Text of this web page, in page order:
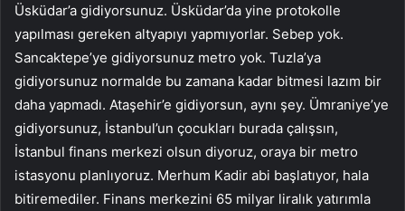
Üsküdar’a gidiyorsunuz. Üsküdar’da yine protokolle
yapılması gereken altyapıyı yapmıyorlar. Sebep yok.
Sancaktepe’ye gidiyorsunuz metro yok. Tuzla’ya
gidiyorsunuz normalde bu zamana kadar bitmesi lazım bir
daha yapmadı. Ataşehir’e gidiyorsun, aynı şey. Ümraniye’ye
gidiyorsunuz, İstanbul’un çocukları burada çalışsın,
İstanbul finans merkezi olsun diyoruz, oraya bir metro
istasyonu planlıyoruz. Merhum Kadir abi başlatıyor, hala
bitiremediler. Finans merkezini 65 milyar liralık yatırımla